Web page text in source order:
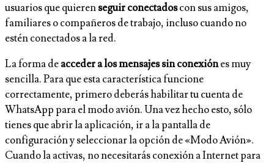
usuarios que quierenseguir conectadoscon sus amigos,
familiares o compañeros de trabajo, incluso cuando no
estén conectados a la red.
La forma deacceder a los mensajes sin conexiónes muy
sencilla. Para que esta característica funcione
correctamente, primero deberás habilitar tu cuenta de
WhatsApp para el modo avión. Una vez hecho esto, sólo
tienes que abrir la aplicación, ir a la pantalla de
configuración y seleccionar la opción de «Modo Avión».
Cuando la activas, no necesitarás conexión a Internet para